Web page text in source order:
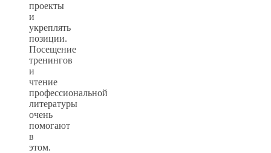
проекты
и
укреплять
позиции.
Посещение
тренингов
и
чтение
профессиональной
литературы
очень
помогают
в
этом.